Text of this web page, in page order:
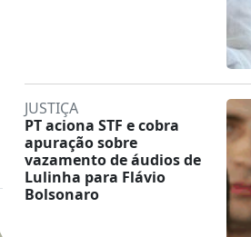
JUSTIÇA
PT aciona STF e cobra
apuração sobre
vazamento de áudios de
Lulinha para Flávio
Bolsonaro